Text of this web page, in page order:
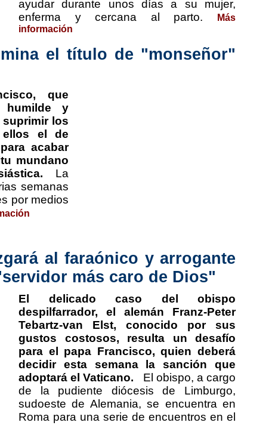
ayudar durante unos días a su mujer,
enferma y cercana al parto.
Más
información
el título de "monseñor"
que
humilde y
suprimir los
ellos el de
acabar
mundano
La
semanas
por medios
al faraónico y arrogante
más caro de Dios"
El delicado caso del obispo
despilfarrador, el alemán Franz-Peter
Tebartz-van Elst, conocido por sus
gustos costosos, resulta un desafío
para el papa Francisco, quien deberá
decidir esta semana la sanción que
adoptará el Vaticano.
El obispo, a cargo
de la pudiente diócesis de Limburgo,
sudoeste de Alemania, se encuentra en
Roma para una serie de encuentros en el